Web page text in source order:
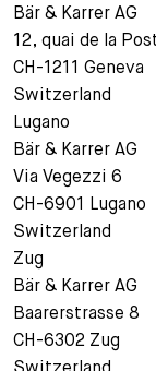
Bär & Karrer AG
12, quai de la
CH-1211 Geneva
Switzerland
Lugano
Bär & Karrer AG
Via Vegezzi 6
CH-6901 Lugano
Switzerland
Zug
Bär & Karrer AG
Baarerstrasse 8
CH-6302 Zug
Switzerland